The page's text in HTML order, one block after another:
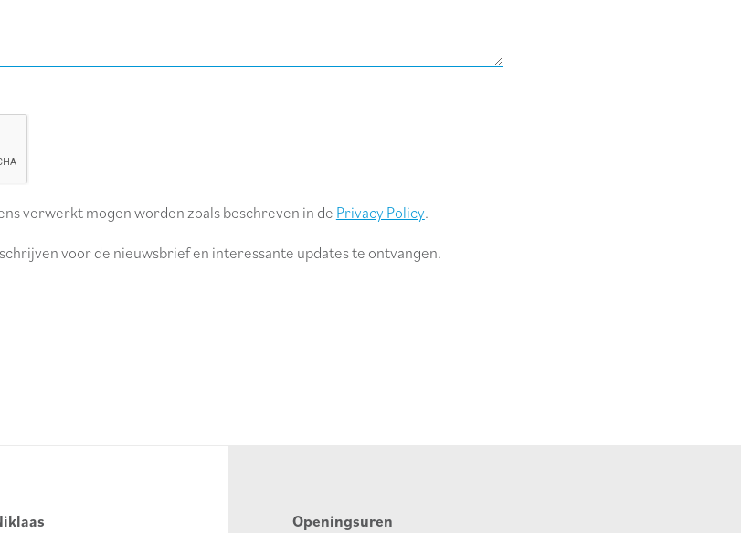
verwerkt mogen worden zoals beschreven in de Privacy Policy.
voor de nieuwsbrief en interessante updates te ontvangen.
Openingsuren